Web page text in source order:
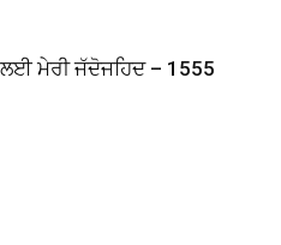
ਮੇਰੀ ਜੱਦੋਜਹਿਦ – 1555